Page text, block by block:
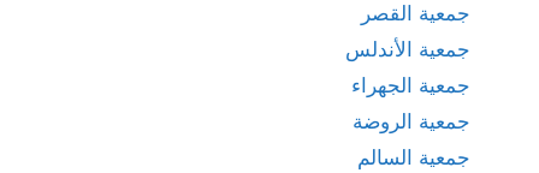
جمعية القصر
جمعية الأندلس
جمعية الجهراء
جمعية الروضة
جمعية السالم